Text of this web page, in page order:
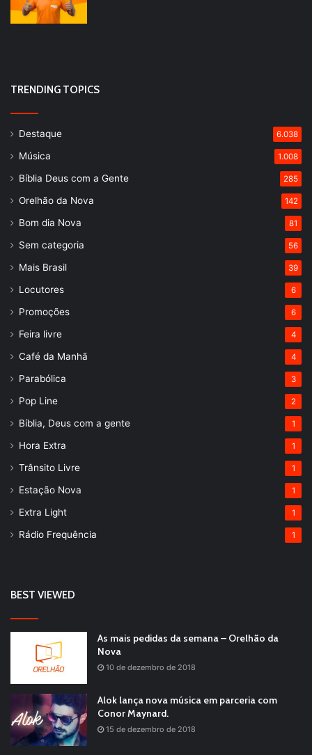
TRENDING TOPICS
Destaque 6.038
Música 1.008
Bíblia Deus com a Gente 285
Orelhão da Nova 142
Bom dia Nova 81
Sem categoria 56
Mais Brasil 39
Locutores 6
Promoções 6
Feira livre 4
Café da Manhã 4
Parabólica 3
Pop Line 2
Bíblia, Deus com a gente 1
Hora Extra 1
Trânsito Livre 1
Estação Nova 1
Extra Light 1
Rádio Frequência 1
BEST VIEWED
As mais pedidas da semana – Orelhão da
Nova
10 de dezembro de 2018
Alok lança nova música em parceria com
Conor Maynard.
15 de dezembro de 2018